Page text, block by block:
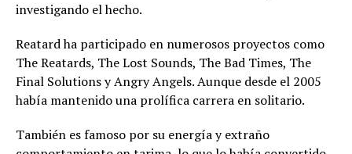
investigando el hecho.
Reatard ha participado en numerosos proyectos como
The Reatards, The Lost Sounds, The Bad Times, The
Final Solutions y Angry Angels. Aunque desde el 2005
había mantenido una prolífica carrera en solitario.
También es famoso por su energía y extraño